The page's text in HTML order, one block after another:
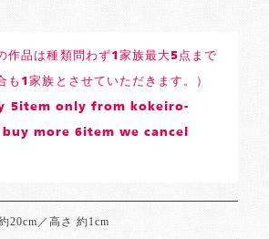
作品は種類問わず1家族最大5点まで
も1家族とさせていただきます。）
5item only from kokeiro-
more 6item we cancel
20cm／高さ 約1cm